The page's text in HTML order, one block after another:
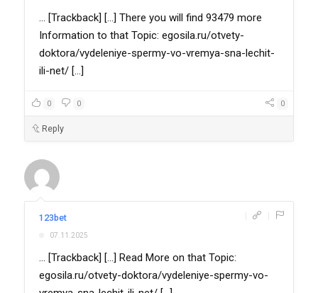
... [Trackback] [...] There you will find 93479 more
Information to that Topic: egosila.ru/otvety-
doktora/vydeleniye-spermy-vo-vremya-sna-lechit-
ili-net/ [...]
0 0 0
Reply
123bet
07.11.2025
... [Trackback] [...] Read More on that Topic:
egosila.ru/otvety-doktora/vydeleniye-spermy-vo-